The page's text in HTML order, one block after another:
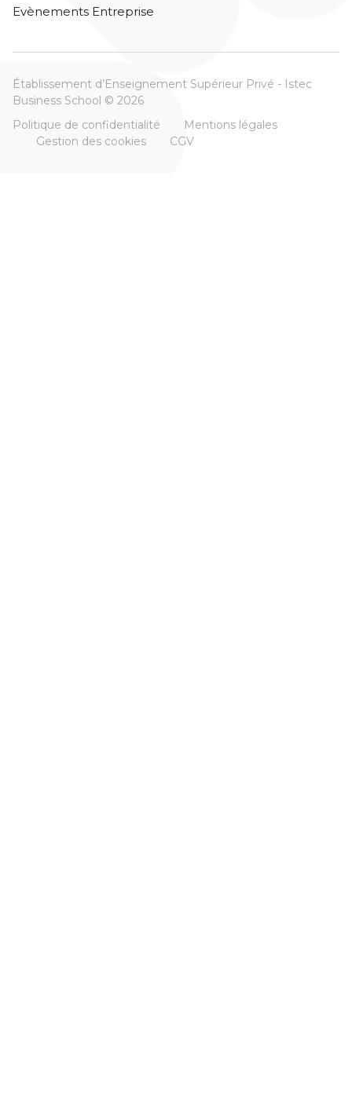
Evènements Entreprise
Établissement d’Enseignement Supérieur Privé - Istec
Business School © 2026
Politique de confidentialité
Mentions légales
Gestion des cookies
CGV